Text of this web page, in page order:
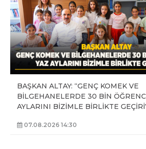
BAŞKAN ALTAY: “GENÇ KOMEK VE
BİLGEHANELERDE 30 BİN
AYLARINI BİZİMLE BİRLİKTE
07.08.2026 14:30